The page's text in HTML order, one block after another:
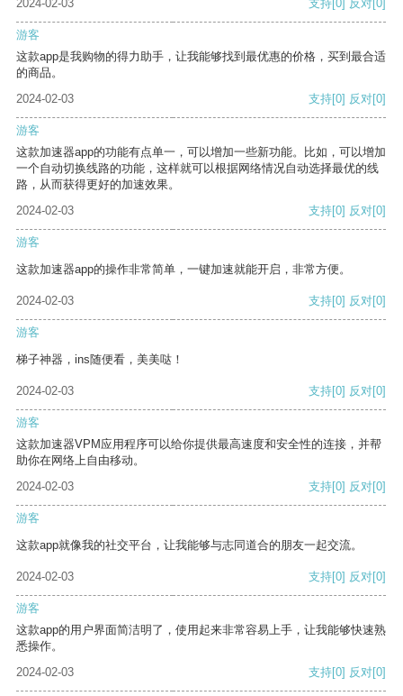
2024-02-03 支持 [0] 反对 [0]
游客
这款app是我购物的得力助手，让我能够找到最优惠的价格，买到最合适
的商品。
2024-02-03
支持[0] 反对[0]
游客
这款加速器app的功能有点单一，可以增加一些新功能。比如，可以增加
一个自动切换线路的功能，这样就可以根据网络情况自动选择最优的线
路，从而获得更好的加速效果。
2024-02-03
支持[0] 反对[0]
游客
这款加速器app的操作非常简单，一键加速就能开启，非常方便。
2024-02-03 支持[0] 反对[0]
游客
梯子神器，ins随便看，美美哒！
2024-02-03 支持[0] 反对[0]
游客
这款加速器VPM应用程序可以给你提供最高速度和安全性的连接，并帮
助你在网络上自由移动。
2024-02-03
支持[0] 反对[0]
游客
这款app就像我的社交平台，让我能够与志同道合的朋友一起交流。
2024-02-03 支持[0] 反对[0]
游客
这款app的用户界面简洁明了，使用起来非常容易上手，让我能够快速熟
悉操作。
2024-02-03
支持[0] 反对[0]